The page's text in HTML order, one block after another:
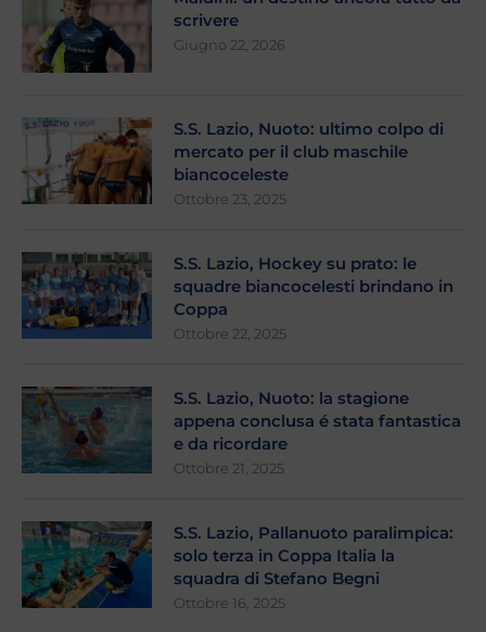
scrivere
Giugno 22, 2026
S.S. Lazio, Nuoto: ultimo colpo di
mercato per il club maschile
biancoceleste
Ottobre 23, 2025
S.S. Lazio, Hockey su prato: le
squadre biancocelesti brindano in
Coppa
Ottobre 22, 2025
S.S. Lazio, Nuoto: la stagione
appena conclusa é stata fantastica
e da ricordare
Ottobre 21, 2025
S.S. Lazio, Pallanuoto paralimpica:
solo terza in Coppa Italia la
squadra di Stefano Begni
Ottobre 16, 2025